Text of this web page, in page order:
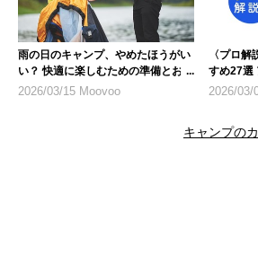
雨の日のキャンプ、やめたほうがい
い？ 快適に楽しむための準備とおす
すめ商品
2026/03/15 Moovoo
〈プロ
すめ27選
キャンプ
2026/03/
キャンプの